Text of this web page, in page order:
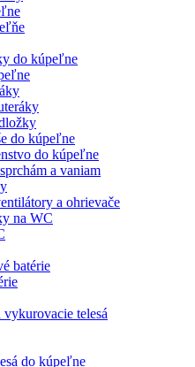
do kúpeľne
do kúpeľne
do kúpeľne
a vaniam
a ohrievače
na WC
batérie
telesá
do kúpeľne